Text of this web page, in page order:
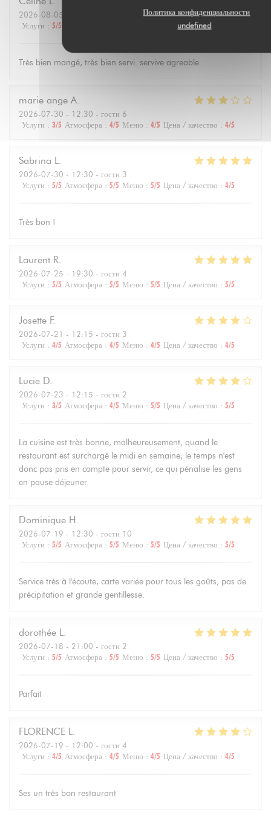
Политика конфиденциальности
undefined
2026-08-05
Услуги : 5/5 Цена / качество
Très bien mangé, très bien servi. servive agreable
marie ange A
2026-07-30 - 12:30 - гости 6
Услуги : 3/5 Атмосфера : 4/5 Меню : 4/5 Цена / качество : 4/5
Sabrina L
2026-07-30 - 12:30 - гости 3
Услуги : 5/5 Атмосфера : 5/5 Меню : 5/5 Цена / качество : 4/5
Très bon !
Laurent R
2026-07-25 - 19:30 - гости 4
Услуги : 5/5 Атмосфера : 5/5 Меню : 5/5 Цена / качество : 5/5
Josette F
2026-07-21 - 12:15 - гости 3
Услуги : 4/5 Атмосфера : 4/5 Меню : 4/5 Цена / качество : 4/5
Lucie D
2026-07-23 - 12:15 - гости 2
Услуги : 3/5 Атмосфера : 4/5 Меню : 5/5 Цена / качество : 5/5
La cuisine est très bonne, malheureusement, quand le
restaurant est surchargé le midi en semaine, le temps n'est
donc pas pris en compte pour servir, ce qui pénalise les gens
en pause déjeuner.
Dominique H
2026-07-19 - 12:30 - гости 10
Услуги : 5/5 Атмосфера : 5/5 Меню : 5/5 Цена / качество : 5/5
Service très à l'écoute, carte variée pour tous les goûts, pas de
précipitation et grande gentillesse.
dorothée L
2026-07-18 - 21:00 - гости 2
Услуги : 5/5 Атмосфера : 5/5 Меню : 5/5 Цена / качество : 5/5
Parfait
FLORENCE L
2026-07-19 - 12:00 - гости 4
Услуги : 4/5 Атмосфера : 4/5 Меню : 4/5 Цена / качество : 4/5
Ses un très bon restaurant